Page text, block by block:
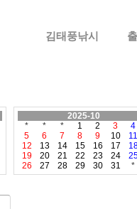
김태풍낚시
2025-10
*
* * 1 2 3
4
5
6 7 8 9 10
11
12
13 14 15 16 17
19
20 21 22 23 24
26
27 28 29 30 31 *